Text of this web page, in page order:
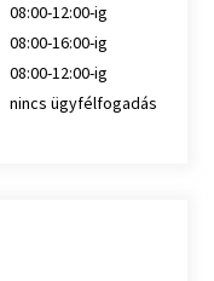
08:00-12:00-ig
08:00-16:00-ig
08:00-12:00-ig
nincs ügyfélfogadás